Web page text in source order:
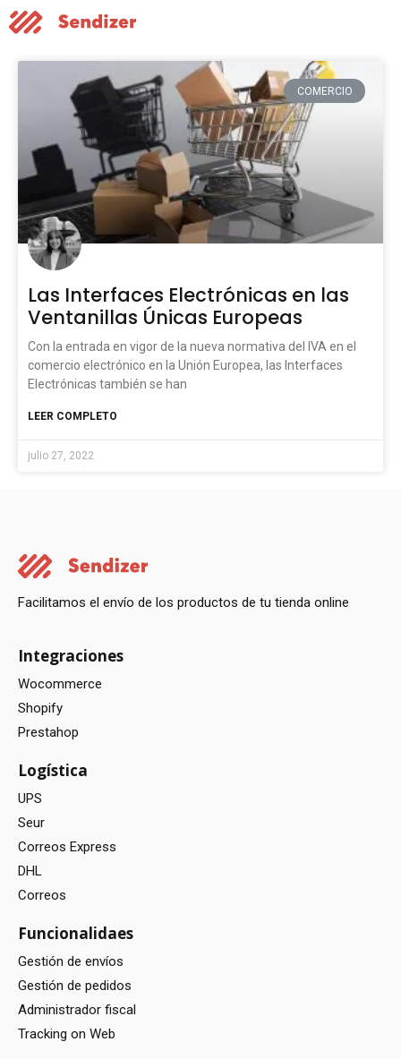
COMERCIO
Las Interfaces Electrónicas en las
Ventanillas Únicas Europeas
Con la entrada en vigor de la nueva normativa del IVA en el
comercio electrónico en la Unión Europea, las Interfaces
Electrónicas también se han
LEER COMPLETO
julio 27, 2022
Facilitamos el envío de los productos de tu tienda online
Integraciones
Wocommerce
Shopify
Prestahop
Logística
UPS
Seur
Correos Express
DHL
Correos
Funcionalidaes
Gestión de envíos
Gestión de pedidos
Administrador fiscal
Tracking on Web